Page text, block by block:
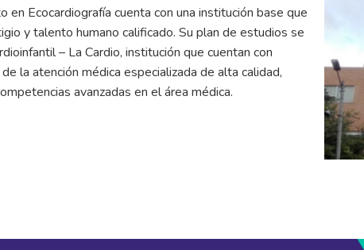
en Ecocardiografía cuenta con una institución base que
y talento humano calificado. Su plan de estudios se
– La Cardio, institución que cuentan con
la atención médica especializada de alta calidad,
avanzadas en el área médica.